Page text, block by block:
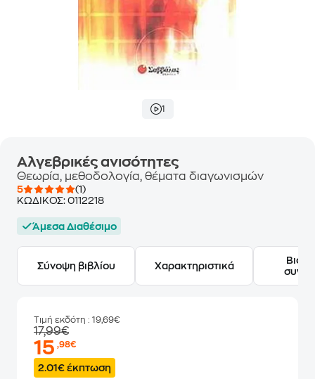
1
Αλγεβρικές ανισότητες
Θεωρία, μεθοδολογία, θέματα διαγωνισμών
5
(1)
ΚΩΔΙΚΟΣ: 0112218
Άμεσα Διαθέσιμο
Σύνοψη βιβλίου Χαρακτηριστικά
Τιμή εκδότη : 19,69€
17,99€
15,98€
2.01€ έκπτωση